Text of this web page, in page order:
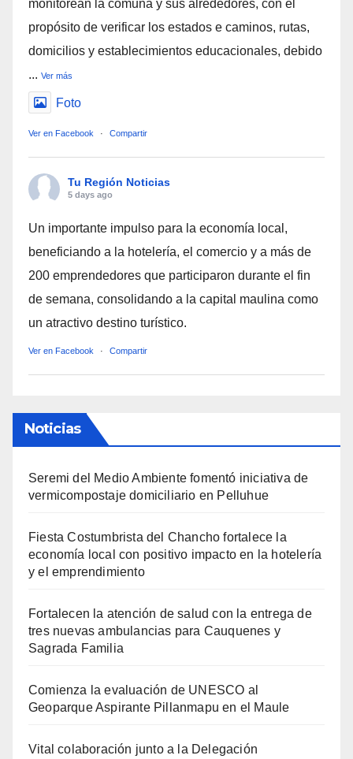
monitorean la comuna y sus alrededores, con el
propósito de verificar los estados e caminos, rutas,
domicilios y establecimientos educacionales, debido
... Ver más
Foto
Ver en Facebook · Compartir
Tu Región Noticias
5 days ago
Un importante impulso para la economía local,
beneficiando a la hotelería, el comercio y a más de
200 emprendedores que participaron durante el fin
de semana, consolidando a la capital maulina como
un atractivo destino turístico.
Ver en Facebook · Compartir
Noticias
Seremi del Medio Ambiente fomentó iniciativa de
vermicompostaje domiciliario en Pelluhue
Fiesta Costumbrista del Chancho fortalece la
economía local con positivo impacto en la hotelería
y el emprendimiento
Fortalecen la atención de salud con la entrega de
tres nuevas ambulancias para Cauquenes y
Sagrada Familia
Comienza la evaluación de UNESCO al
Geoparque Aspirante Pillanmapu en el Maule
Vital colaboración junto a la Delegación